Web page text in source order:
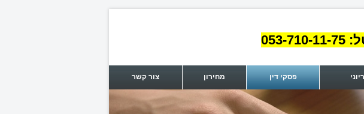
053-710-11-75
פסקי דין מחירון צור קשר